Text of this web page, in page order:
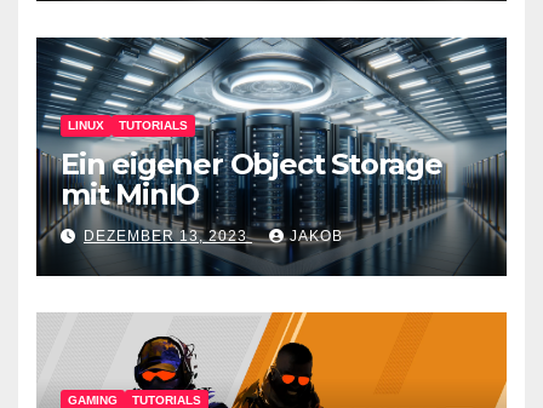
LINUX TUTORIALS
Ein eigener Object Storage
mit MinIO
DEZEMBER 13, 2023 JAKOB
GAMING TUTORIALS